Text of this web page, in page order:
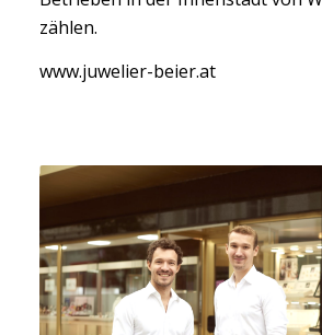
zählen.
www.juwelier-beier.at